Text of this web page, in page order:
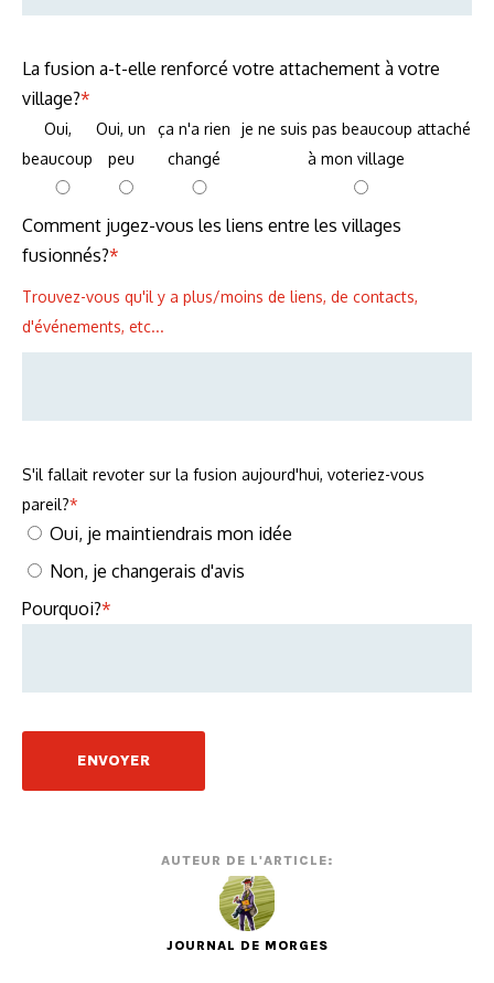
La fusion a-t-elle renforcé votre attachement à votre
village?*
Oui,
beaucoup
Oui, un
peu
ça n'a rien
changé
je ne suis pas beaucoup attaché
à mon village
Comment jugez-vous les liens entre les villages
fusionnés?*
Trouvez-vous qu'il y a plus/moins de liens, de contacts,
d'événements, etc...
S'il fallait revoter sur la fusion aujourd'hui, voteriez-vous
pareil?*
Oui, je maintiendrais mon idée
Non, je changerais d'avis
Pourquoi?*
AUTEUR DE L'ARTICLE:
JOURNAL DE MORGES